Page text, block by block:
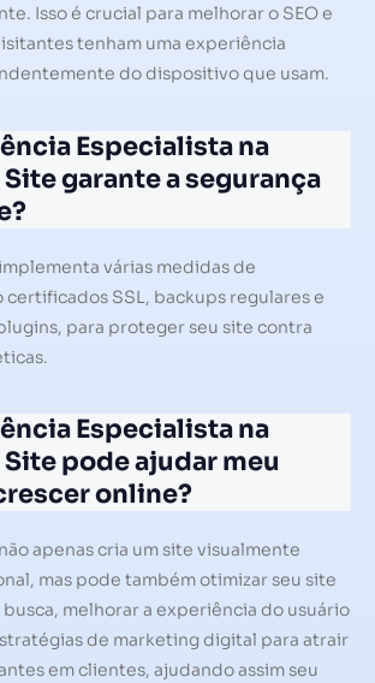
Isso é crucial para melhorar o SEO e
tenham uma experiência
do dispositivo que usam.
Especialista na
garante a segurança
várias medidas de
certificados SSL, backups regulares e
para proteger seu site contra
Especialista na
pode ajudar meu
online?
apenas cria um site visualmente
mas pode também otimizar seu site
melhorar a experiência do usuário
de marketing digital para atrair
em clientes, ajudando assim seu